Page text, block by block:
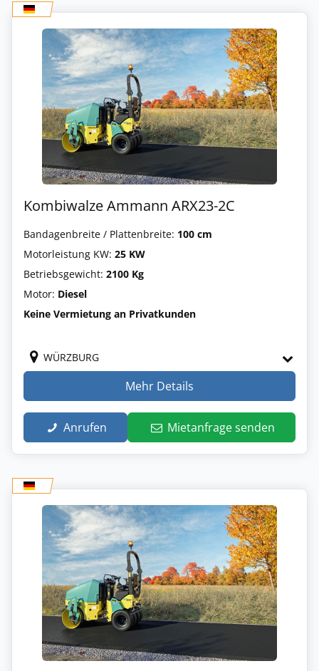
Kombiwalze Ammann ARX23-2C
Bandagenbreite / Plattenbreite: 100 cm
Motorleistung KW: 25 KW
Betriebsgewicht: 2100 Kg
Motor: Diesel
Keine Vermietung an Privatkunden
WÜRZBURG
Mehr Details
Anrufen Mietanfrage senden